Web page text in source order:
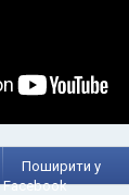
Поширити у
Facebook